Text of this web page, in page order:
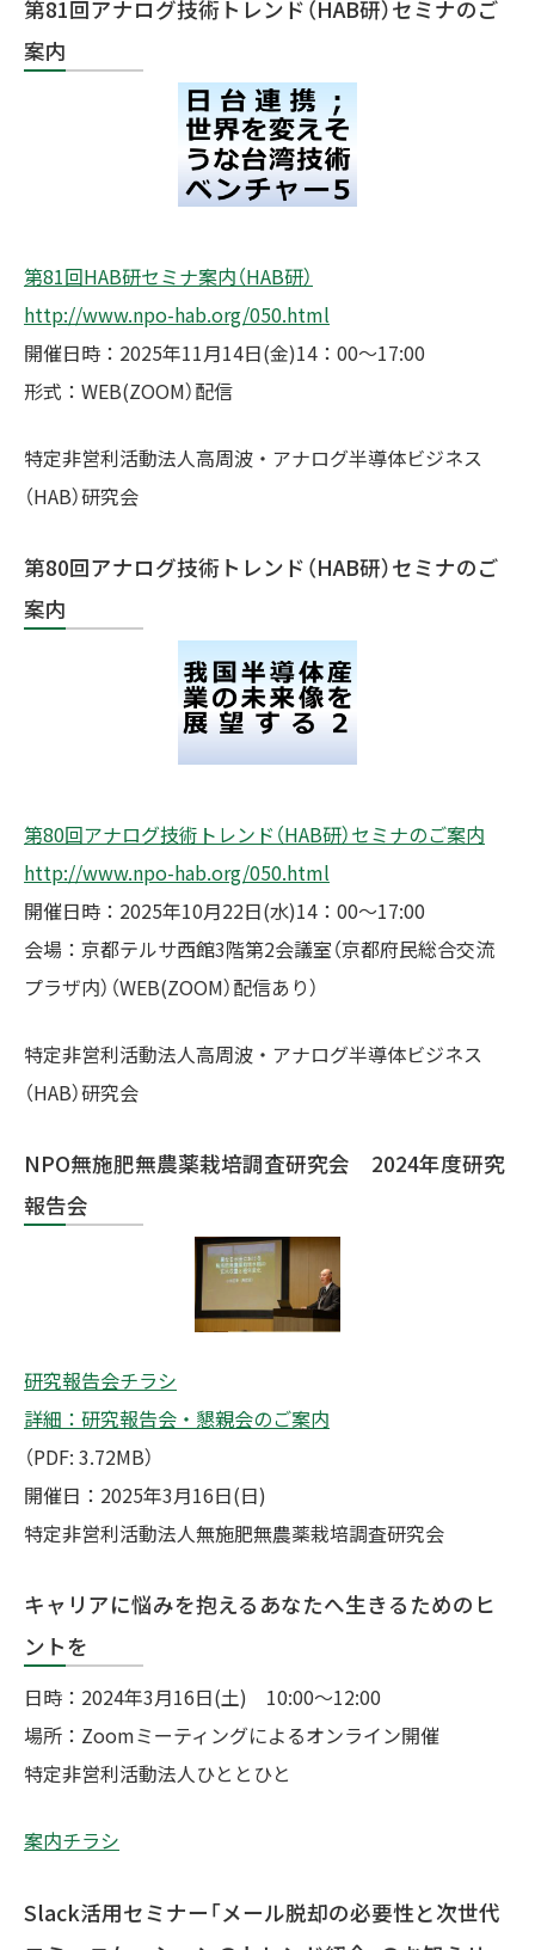
第81回アナログ技術トレンド（HAB研）セミナのご
案内
第81回HAB研セミナ案内（HAB研）
http://www.npo-hab.org/050.html
開催日時：2025年11月14日(金)14：00～17:00
形式：WEB(ZOOM）配信
特定非営利活動法人⾼周波・アナログ半導体ビジネス
（HAB）研究会
第80回アナログ技術トレンド（HAB研）セミナのご
案内
第80回アナログ技術トレンド（HAB研）セミナのご案内
http://www.npo-hab.org/050.html
開催日時：2025年10月22日(水)14：00～17:00
会場：京都テルサ⻄館3階第2会議室（京都府⺠総合交流
プラザ内）（WEB(ZOOM）配信あり）
特定非営利活動法人⾼周波・アナログ半導体ビジネス
（HAB）研究会
NPO無施肥無農薬栽培調査研究会 2024年度研究
報告会
研究報告会チラシ
詳細：研究報告会・懇親会のご案内
（PDF: 3.72MB）
開催日：2025年3月16日(日)
特定非営利活動法人無施肥無農薬栽培調査研究会
キャリアに悩みを抱えるあなたへ生きるためのヒ
ントを
日時：2024年3月16日(土) 10:00～12:00
場所：Zoomミーティングによるオンライン開催
特定非営利活動法人ひととひと
案内チラシ
Slack活用セミナー「メール脱却の必要性と次世代